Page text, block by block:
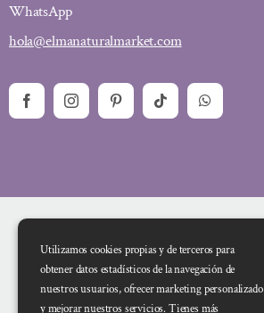
WhatsApp
hola@elmanaturalmarket.com
Utilizamos cookies propias y de terceros para
obtener datos estadísticos de la navegación de
nuestros usuarios, ofrecer marketing personalizado
y mejorar nuestros servicios. Tienes más